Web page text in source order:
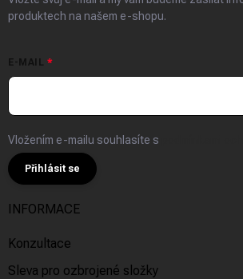
produktech na našem e-shopu.
E-MAIL
Vložením e-mailu souhlasíte s
Přihlásit se
INFORMACE
Konzultace
Sleva pro ozbrojené složky